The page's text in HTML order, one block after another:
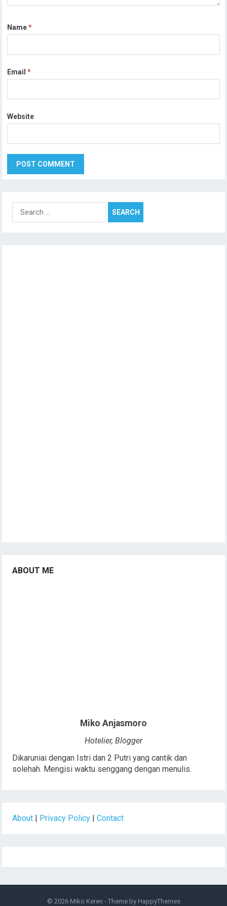
Name*
Email*
Website
for:
ABOUT ME
Miko Anjasmoro
Hotelier, Blogger
Dikaruniai dengan Istri dan 2 Putri yang cantik dan
solehah. Mengisi waktu senggang dengan menulis.
About | Privacy Policy |Contact
© 2026 Miko Keren - Theme by HappyThemes